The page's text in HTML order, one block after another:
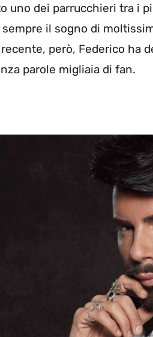
uno dei parrucchieri tra i
il sogno di
però, Federico ha
parole migliaia di fan.